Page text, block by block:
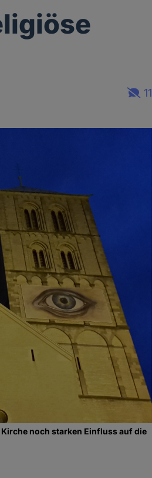
11
noch starken Einfluss auf die